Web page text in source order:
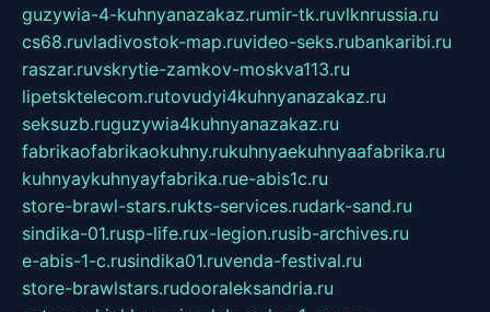
guzywia-4-kuhnyanazakaz.rumir-tk.ruvlknrussia.ru
cs68.ruvladivostok-map.ruvideo-seks.rubankaribi.ru
raszar.ruvskrytie-zamkov-moskva113.ru
lipetsktelecom.rutovudyi4kuhnyanazakaz.ru
seksuzb.ruguzywia4kuhnyanazakaz.ru
fabrikaofabrikaokuhny.rukuhnyaekuhnyaafabrika.ru
kuhnyaykuhnyayfabrika.rue-abis1c.ru
store-brawl-stars.rukts-services.rudark-sand.ru
sindika-01.rusp-life.rux-legion.rusib-archives.ru
e-abis-1-c.rusindika01.ruvenda-festival.ru
store-brawlstars.rudooraleksandria.ru